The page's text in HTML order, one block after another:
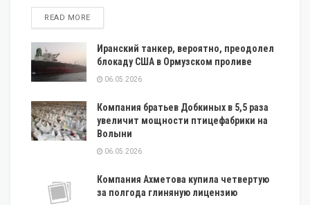
READ MOREDETAILS
Иранский танкер, вероятно, преодолел
блокаду США в Ормузском проливе
06.05.2026
Компания братьев Добкиных в 5,5 раза
увеличит мощности птицефабрики на
Волыни
06.05.2026
Компания Ахметова купила четвертую
за полгода глиняную лицензию